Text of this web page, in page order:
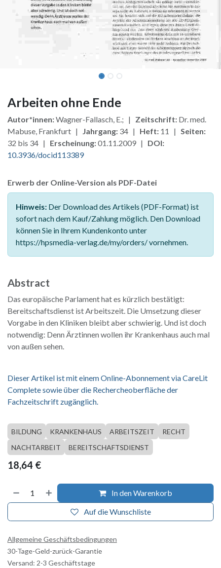
Arbeiten ohne Ende
Autor*innen:Wagner-Fallasch, E.; | Zeitschrift: Dr. med.
Mabuse, Frankfurt | Jahrgang: 34 | Heft: 11 | Seiten:
32 bis 34 | Erscheinung:01.11.2009 | DOI:
10.3936/docid113389
Erwerb der Online-Version als PDF-Datei
Hinweis: Der Download des Artikels (PDF-Format) ist
sofort nach dem Kauf/Zahlung möglich. Den Download
können Sie in Ihrem Kundenkonto unter
https://hpsmedia-verlag.de/my/orders/ vornehmen.
Abstract
Das europäische Parlament hat es kürzlich bestätigt:
Bereitschaftsdienst ist Arbeitszeit. Die Umsetzung dieser
Vorgabe in den Kliniken bleibt aber schwierig. Und ist doch
notwendig: Denn Ärztinnen wollen ihr Krankenhaus auch mal
von außen sehen.
Dieser Artikel ist mit einem Online-Abonnement via CareLit
Complete sowie über die Rechercheoberfläche der
Fachzeitschrift zugänglich.
BILDUNG KRANKENHAUS ARBEITSZEIT
RECHT
NACHTARBEIT
BEREITSCHAFTSDIENST
18,64 €
In den Warenkorb
Auf die Wunschliste
Allgemeine Geschäftsbedingungen
30-Tage-Geld-zurück-Garantie
Versand: 2-3 Geschäftstage